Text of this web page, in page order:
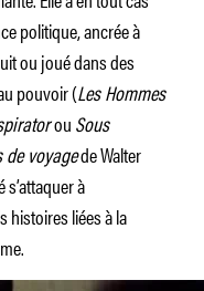
politique, ancrée à
ou joué dans des
pouvoir (Les Hommes
ouSous
de voyagede Walter
s’attaquer à
histoires liées à la